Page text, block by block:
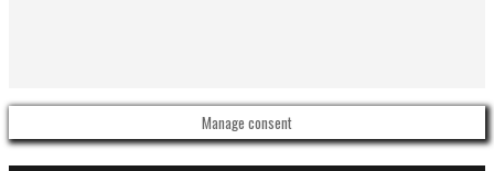
Manage consent